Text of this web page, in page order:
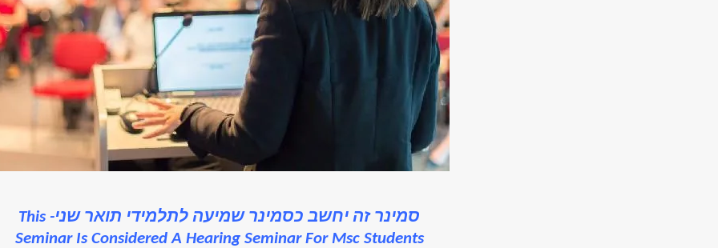
סמינר זה יחשב כסמינר שמיעה לתלמידי תואר שני-This
Seminar Is Considered A Hearing Seminar For Msc Students